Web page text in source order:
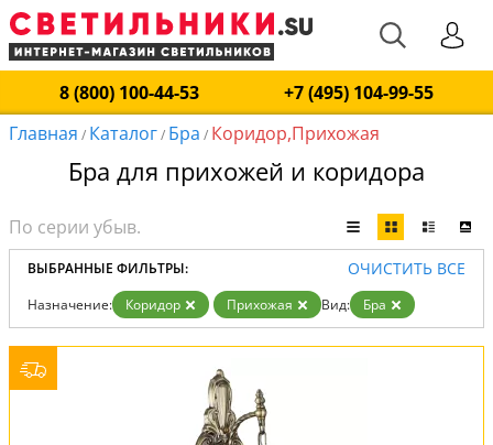
8 (800) 100-44-53
+7 (495) 104-99-55
Главная / Каталог/ Бра / Коридор,Прихожая
Бра для прихожей и коридора
ВЫБРАННЫЕ ФИЛЬТРЫ: ОЧИСТИТЬ ВСЕ
Назначение: Коридор Прихожая Вид: Бра